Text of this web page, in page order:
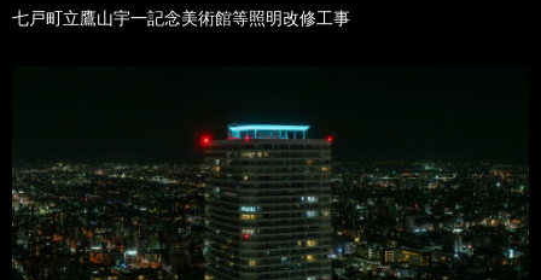
七戸町立鷹山宇一記念美術館等照明改修工事